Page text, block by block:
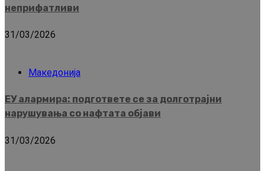
неприфатливи
31/03/2026
Македонија
ЕУ алармира: подгответе се за долготрајни
нарушувања со нафтата објави
31/03/2026